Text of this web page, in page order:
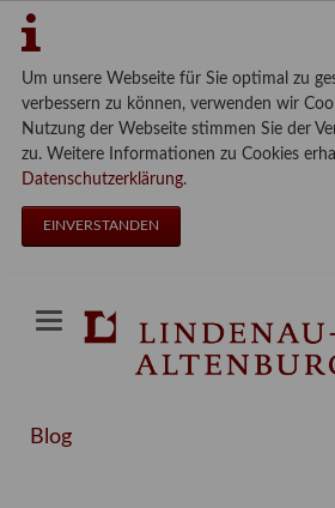
Um unsere Webseite für Sie optimal zu
verbessern zu können, verwenden wir
Nutzung der Webseite stimmen Sie der
zu. Weitere Informationen zu Cookies
Datenschutzerklärung.
EINVERSTANDEN
Blog